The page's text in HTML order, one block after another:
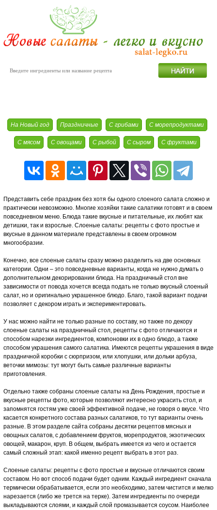
На Новый год Праздничные С грибами С морепродуктами
С мясом С овощами С рыбой С сыром С фруктами
Представить себе праздник без хотя бы одного слоеного салата сложно и
практически невозможно. Многие хозяйки такие салатики готовят и в своем
повседневном меню. Блюда такие вкусные и питательные, их любят как
детишки, так и взрослые. Слоеные салаты: рецепты с фото простые и
вкусные в данном материале представлены в своем огромном
многообразии.
Конечно, все слоеные салаты сразу можно разделить на две основных
категории. Одни – это повседневные варианты, когда не нужно думать о
дополнительном декорировании блюда. На праздничный стол вне
зависимости от повода хочется всегда подать не только вкусный слоеный
салат, но и оригинально украшенное блюдо. Благо, такой вариант подачи
позволяет с декором играть и экспериментировать.
У нас можно найти не только разные по составу, но также по декору
слоеные салаты на праздничный стол, рецепты с фото отличаются и
способом нарезки ингредиентов, компоновки их в одно блюдо, а также
способом украшения самого салатика. Имеются рецепты украшения в виде
праздничной коробки с сюрпризом, или хлопушки, или дольки арбуза,
веточки мимозы: тут могут быть самые различные варианты
приготовления.
Отдельно также собраны слоеные салаты на День Рождения, простые и
вкусные рецепты фото, которые позволяют интересно украсить стол, и
запомнятся гостям уже своей эффективной подаче, не говоря о вкусе. Что
касается конкретного состава разных салатиков, то тут варианты очень
разные. В этом разделе сайта собраны десятки рецептов мясных и
овощных салатов, с добавлением фруктов, морепродуктов, экзотических
овощей, макарон, круп. В общем, выбрать имеется из чего и остается
самый сложный этап: какой именно рецепт выбрать в этот раз.
Слоеные салаты: рецепты с фото простые и вкусные отличаются своим
составом. Но вот способ подачи будет одним. Каждый ингредиент сначала
термически обрабатывается, если это необходимо, затем чистится и мелко
нарезается (либо же трется на терке). Затем ингредиенты по очереди
выкладываются слоями, и каждый слой промазывается соусом. Наиболее